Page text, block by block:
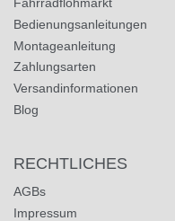
Bedienungsanleitungen
Montageanleitung
Zahlungsarten
Versandinformationen
Blog
RECHTLICHES
AGBs
Impressum